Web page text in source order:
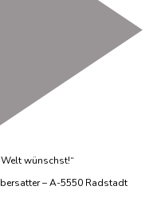
wünschst!“
– A-5550 Radstadt